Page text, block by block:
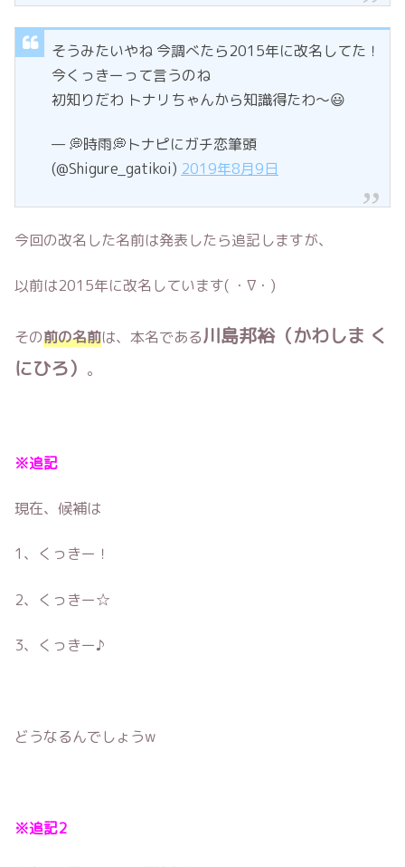
そうみたいやね 今調べたら2015年に改名してた！
今くっきーって言うのね
初知りだわ トナリちゃんから知識得たわ～😃
— 💭時雨💭トナピにガチ恋筆頭
(@Shigure_gatikoi) 2019年8月9日
今回の改名した名前は発表したら追記しますが、
以前は2015年に改名しています( ・∇・)
その前の名前は、本名である川島邦裕（かわしま く
にひろ） 。
※追記
現在、候補は
1、くっきー！
2、くっきー☆
3、くっきー♪
どうなるんでしょうw
※追記2